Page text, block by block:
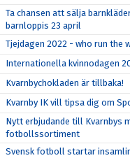
Ta chansen att sälja
barnloppis 23 april
Tjejdagen 2022 - who run the
Internationella kvinnodagen
Kvarnbychokladen är tillbaka!
Kvarnby IK vill tipsa dig om
Nytt erbjudande till Kvarnbys
fotbollssortiment
Svensk fotboll startar